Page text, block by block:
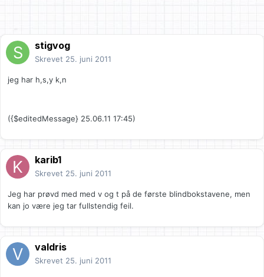
stigvog
Skrevet 25. juni 2011
jeg har h,s,y k,n
({$editedMessage} 25.06.11 17:45)
karib1
Skrevet 25. juni 2011
Jeg har prøvd med med v og t på de første blindbokstavene, men
kan jo være jeg tar fullstendig feil.
valdris
Skrevet 25. juni 2011